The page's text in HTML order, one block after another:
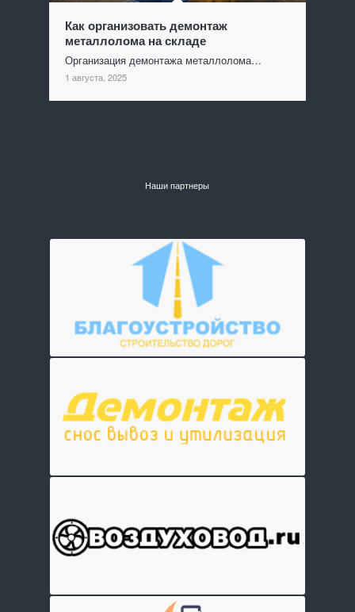
Как организовать демонтаж
металлолома на складе
Организация демонтажа металлолома…
1 августа, 2025
Наши партнеры